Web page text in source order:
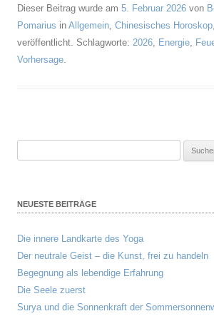
Dieser Beitrag wurde am 5. Februar 2026 von
Pomarius in Allgemein, Chinesisches Horoskop,
veröffentlicht. Schlagworte: 2026, Energie,
Vorhersage.
NEUESTE BEITRÄGE
Die innere Landkarte des Yoga
Der neutrale Geist – die Kunst, frei zu handeln
Begegnung als lebendige Erfahrung
Die Seele zuerst
Surya und die Sonnenkraft der